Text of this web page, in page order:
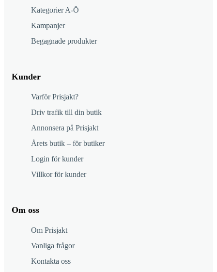
Kategorier A-Ö
Kampanjer
Begagnade produkter
Kunder
Varför Prisjakt?
Driv trafik till din butik
Annonsera på Prisjakt
Årets butik – för butiker
Login för kunder
Villkor för kunder
Om oss
Om Prisjakt
Vanliga frågor
Kontakta oss